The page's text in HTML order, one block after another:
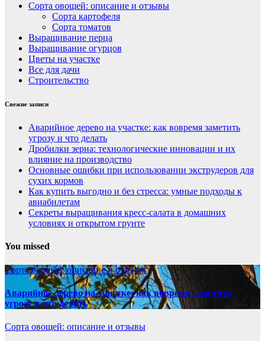
Сорта овощей: описание и отзывы
Сорта картофеля
Сорта томатов
Выращивание перца
Выращивание огурцов
Цветы на участке
Все для дачи
Строительство
Свежие записи
Аварийное дерево на участке: как вовремя заметить
угрозу и что делать
Дробилки зерна: технологические инновации и их
влияние на производство
Основные ошибки при использовании экструдеров для
сухих кормов
Как купить выгодно и без стресса: умные подходы к
авиабилетам
Секреты выращивания кресс-салата в домашних
условиях и открытом грунте
You missed
Сорта овощей: описание и отзывы
Аварийное дерево на участке: как вовремя заметить
угрозу и что делать
Сорта овощей: описание и отзывы